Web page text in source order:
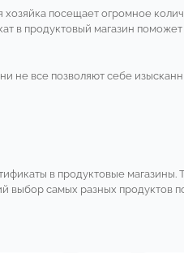
посещает огромное
продуктовый магазин
не все позволяют себе
в продуктовые
выбор самых разных продуктов